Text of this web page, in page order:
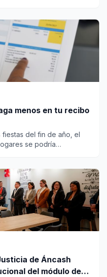
menos en tu recibo
fiestas del fin de año, el
se podría
de Áncash
del módulo de